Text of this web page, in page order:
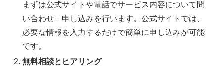
まずは公式サイトや電話でサービス内容について問
い合わせ、申し込みを行います。公式サイトでは、
必要な情報を入力するだけで簡単に申し込みが可能
です。
無料相談とヒアリング